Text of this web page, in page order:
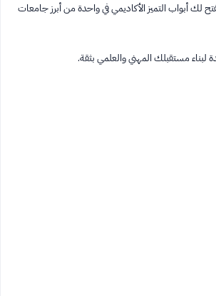
لك أبواب التميز الأكاديمي في واحدة من أبرز جامعات
لبناء مستقبلك المهني والعلمي بثقة.